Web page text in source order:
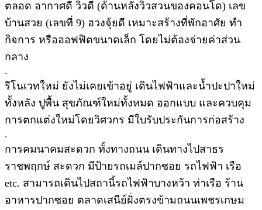
ตลอด อากาศดี วิวดี (ด้านหลังวิวสวนของคอนโด) เลข
บ้านสวย (เลขที่ 9) ฮวงจุ้ยดี เหมาะสร้างที่พักอาศัย ทำ
กิจการ หรือออฟฟิตขนาดเล็ก โดยไม่ต้องจ่ายค่าส่วน
กลาง
.
รีโนเวทใหม่ ยังไม่เคยเข้าอยู่ เดินไฟฟ้าและน้ำปะปาใหม่
ทั้งหลัง ปูพื้น สุขภัณฑ์ใหม่ทั้งหมด ออกแบบ และควบคุม
การตกแต่งใหม่โดยวิศวกร มีใบรับประกันการก่อสร้าง
.
การคมนาคมสะดวก ทั้งทางถนน เดินทางไปสาธร
ราชพฤกษ์ สะดวก มีป้ายรถเมล์ปากซอย รถไฟฟ้า เรือ
etc. สามารถเดินไปสถานี้รถไฟฟ้าบางหว้า ท่าเรือ ร้าน
อาหารปากซอย ตลาดเสนีย์ฝั่งตรงข้ามถนนเพชรเกษม